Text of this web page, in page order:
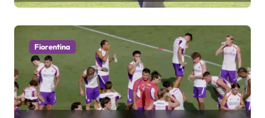
Fiorentina